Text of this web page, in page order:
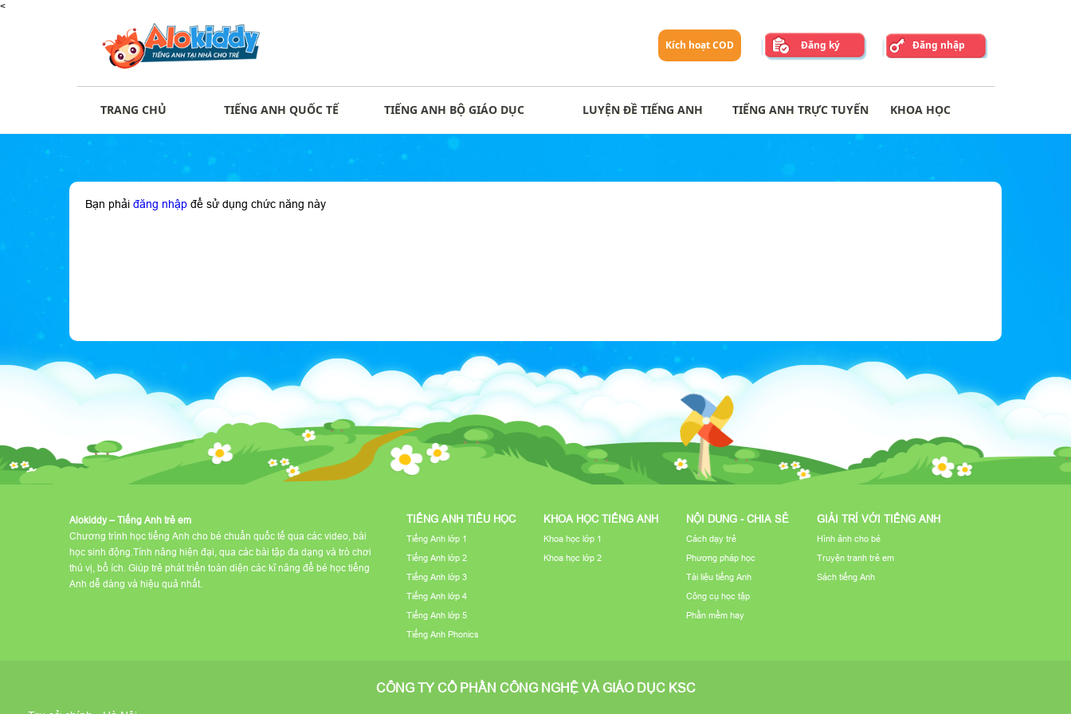
<
Đăng nhập
Đăng ký
Kích hoạt COD
TRANG CHỦ TIẾNG ANH QUỐC TẾ TIẾNG ANH BỘ GIÁO DỤC LUYỆN ĐỀ TIẾNG ANH TIẾNG ANH TRỰC TUYẾN KHOA HỌC
Bạn phải đăng nhập để sử dụng chức năng này
Alokiddy – Tiếng Anh trẻ em
Chương trình học tiếng Anh cho bé chuẩn quốc tế qua các video, bài
học sinh động.Tính năng hiện đại, qua các bài tập đa dạng và trò chơi
thú vị, bổ ích. Giúp trẻ phát triển toàn diện các kĩ năng để bé học tiếng
Anh dễ dàng và hiệu quả nhất.
TIẾNG ANH TIỂU HỌC
Tiếng Anh lớp 1
Tiếng Anh lớp 2
Tiếng Anh lớp 3
Tiếng Anh lớp 4
Tiếng Anh lớp 5
Tiếng Anh Phonics
KHOA HỌC TIẾNG ANH
Khoa học lớp 1
Khoa học lớp 2
NỘI DUNG - CHIA SẺ
Cách dạy trẻ
Phương pháp học
Tài liệu tiếng Anh
Công cụ học tập
Phần mềm hay
GIẢI TRÍ VỚI TIẾNG ANH
Hình ảnh cho bé
Truyện tranh trẻ em
Sách tiếng Anh
CÔNG TY CỔ PHẦN CÔNG NGHỆ VÀ GIÁO DỤC KSC